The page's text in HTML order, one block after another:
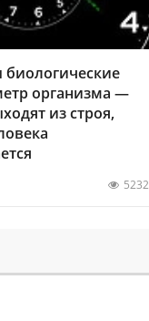
организма —
из строя,
5232